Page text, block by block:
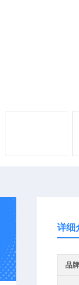
详细
品牌